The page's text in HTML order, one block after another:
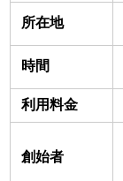
所在地
時間
利用料金
創始者